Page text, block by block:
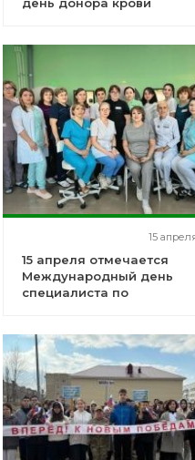
15
15 апреля отмечается
Международный день
специалиста по